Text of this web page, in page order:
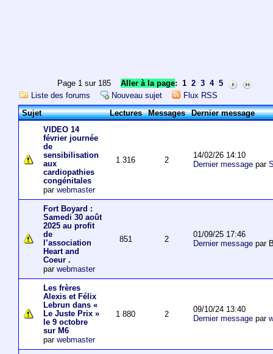
Page 1 sur 185Aller à la page: 1 2 3 4 5
Liste des forums
Nouveau sujet
Flux RSS
Sujet
Lectures Messages Dernier message
VIDEO 14
février journée
de
sensibilisation
aux
cardiopathies
congénitales
par webmaster
1 316 2
14/02/26 14:10
Dernier messagepar
Fort Boyard :
Samedi 30 août
2025 au profit
de
l’association
Heart and
Coeur .
par webmaster
851 2
01/09/25 17:46
Dernier messagepar
Les frères
Alexis et Félix
Lebrun dans «
Le Juste Prix »
le 9 octobre
sur M6
par webmaster
1 880 2
09/10/24 13:40
Dernier messagepar